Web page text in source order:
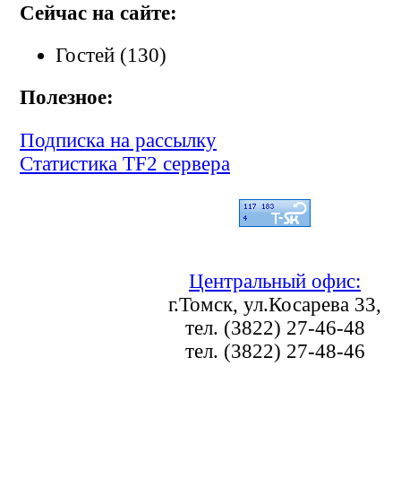
Сейчас на сайте:
Гостей (130)
Полезное:
Подписка на рассылку
Статистика TF2 сервера
Центральный офис:
г.Томск, ул.Косарева 33,
тел. (3822) 27-46-48
тел. (3822) 27-48-46